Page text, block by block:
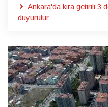
Ankara'da kira getirili 3
duyurulur